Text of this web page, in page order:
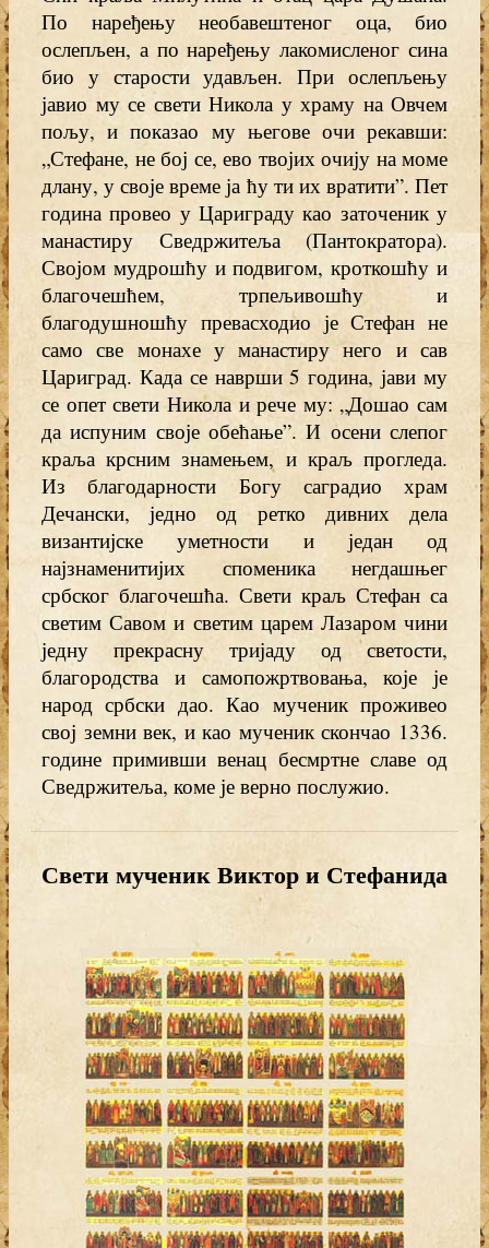
По наређењу необавештеног оца, био
ослепљен, а по наређењу лакомисленог сина
био у старости удављен. При ослепљењу
јавио му се свети Никола у храму на Овчем
пољу, и показао му његове очи рекавши:
„Стефане, не бој се, ево твојих очију на моме
длану, у своје време ја ћу ти их вратити”. Пет
година провео у Цариграду као заточеник у
манастиру Сведржитеља (Пантократора).
Својом мудрошћу и подвигом, кроткошћу и
благочешћем, трпељивошћу и
благодушношћу превасходио је Стефан не
само све монахе у манастиру него и сав
Цариград. Када се наврши 5 година, јави му
се опет свети Никола и рече му: „Дошао сам
да испуним своје обећање”. И осени слепог
краља крсним знамењем, и краљ прогледа.
Из благодарности Богу саградио храм
Дечански, једно од ретко дивних дела
византијске уметности и један од
најзнаменитијих споменика негдашњег
србског благочешћа. Свети краљ Стефан са
светим Савом и светим царем Лазаром чини
једну прекрасну тријаду од светости,
благородства и самопожртвовања, које је
народ србски дао. Као мученик проживео
свој земни век, и као мученик скончао 1336.
године примивши венац бесмртне славе од
Сведржитеља, коме је верно послужио.
Свети мученик Виктор и Стефанида